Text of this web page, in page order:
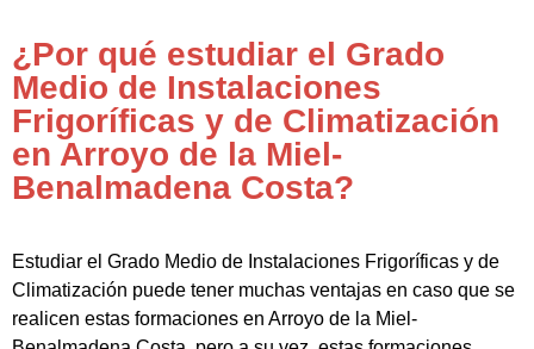
¿Por qué estudiar el Grado
Medio de Instalaciones
Frigoríficas y de Climatización
en Arroyo de la Miel-
Benalmadena Costa?
Estudiar el Grado Medio de Instalaciones Frigoríficas y de
Climatización puede tener muchas ventajas en caso que se
realicen estas formaciones en Arroyo de la Miel-